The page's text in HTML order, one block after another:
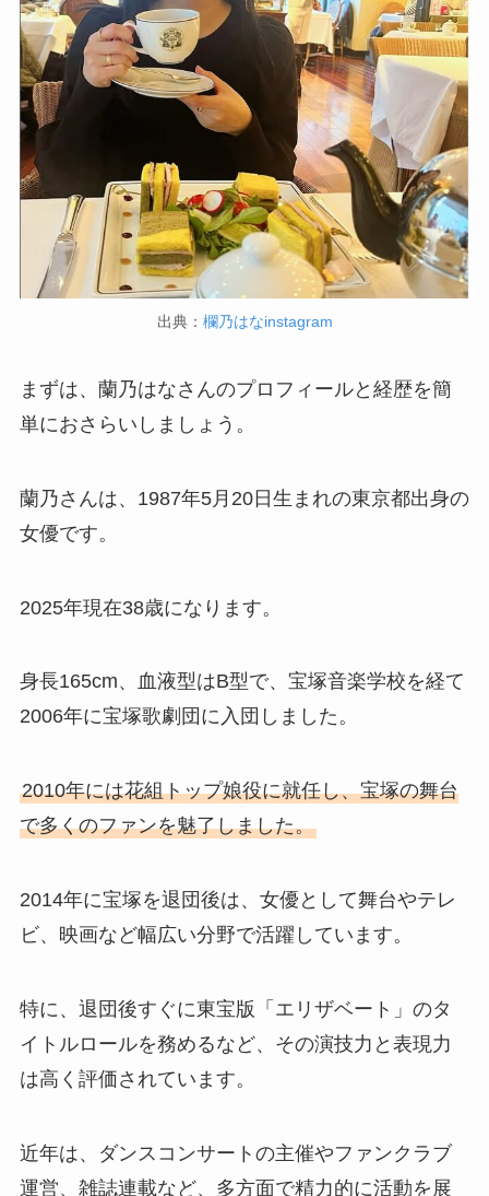
出典： 欄乃はなinstagram
まずは、蘭乃はなさんのプロフィールと経歴を簡
単におさらいしましょう。
蘭乃さんは、1987年5月20日生まれの東京都出身の
女優です。
2025年現在38歳になります。
身長165cm、血液型はB型で、宝塚音楽学校を経て
2006年に宝塚歌劇団に入団しました。
2010年には花組トップ娘役に就任し、宝塚の舞台
で多くのファンを魅了しました。
2014年に宝塚を退団後は、女優として舞台やテレ
ビ、映画など幅広い分野で活躍しています。
特に、退団後すぐに東宝版「エリザベート」のタ
イトルロールを務めるなど、その演技力と表現力
は高く評価されています。
近年は、ダンスコンサートの主催やファンクラブ
運営、雑誌連載など、多方面で精力的に活動を展